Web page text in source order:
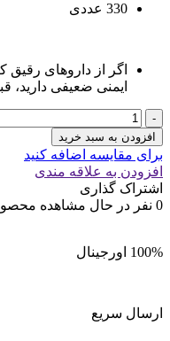
330 عددی
اگر از داروهای رقیق
ایمنی ضعیفی
امگا
3
کرکلند
Kirkland
Omega-
3
عدد
افزودن به سبد خرید
برای مقایسه اضافه کنید
افزودن به علاقه مندی
اشتراک گذاری
0 نفر در حال مشاهده
100% اورجینال
ارسال سریع